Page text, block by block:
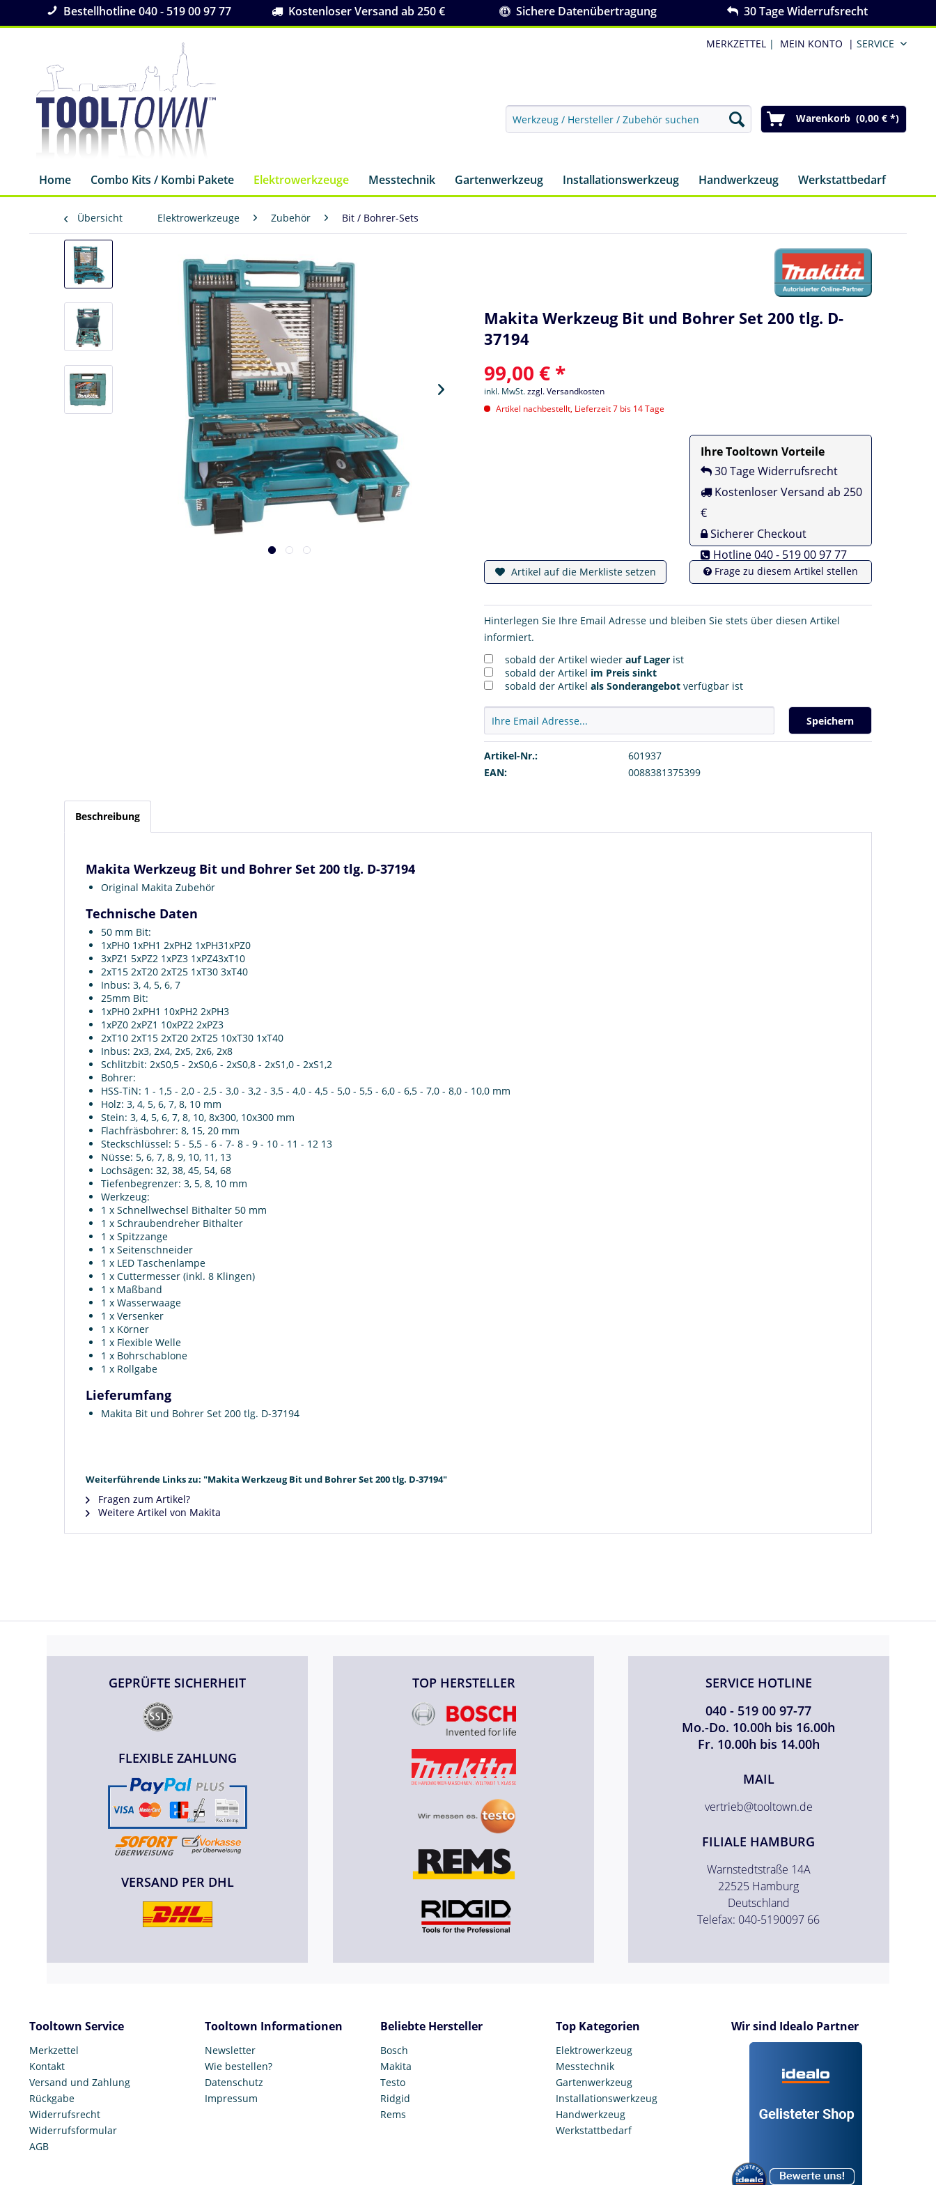
Bestellhotline 040 - 519 00 97 77 Kostenloser Versand ab 250 € Sichere Datenübertragung 30 Tage Widerrufsrecht
MERKZETTEL | MEIN KONTO | SERVICE
Warenkorb (0,00 € *)
Home Combo Kits / Kombi Pakete Elektrowerkzeuge Messtechnik Gartenwerkzeug Installationswerkzeug Handwerkzeug Werkstattbedarf
Übersicht Elektrowerkzeuge Zubehör Bit / Bohrer-Sets
Makita Werkzeug Bit und Bohrer Set 200 tlg. D-
37194
99,00 € *
inkl. MwSt.zzgl. Versandkosten
Artikel nachbestellt, Lieferzeit 7 bis 14 Tage
Ihre Tooltown Vorteile
30 Tage Widerrufsrecht
Kostenloser Versand ab 250
€
Sicherer Checkout
Hotline 040 - 519 00 97 77
Artikel auf die Merkliste setzen Frage zu diesem Artikel stellen
Hinterlegen Sie Ihre Email Adresse und bleiben Sie stets über diesen Artikel
informiert.
sobald der Artikel wiederauf Lager ist
sobald der Artikel im Preis sinkt
sobald der Artikelals Sonderangebot verfügbar ist
Speichern
Artikel-Nr.:
601937
EAN:
0088381375399
Beschreibung
Makita Werkzeug Bit und Bohrer Set 200 tlg. D-37194
Original Makita Zubehör
Technische Daten
50 mm Bit:
1xPH0 1xPH1 2xPH2 1xPH31xPZ0
3xPZ1 5xPZ2 1xPZ3 1xPZ43xT10
2xT15 2xT20 2xT25 1xT30 3xT40
Inbus: 3, 4, 5, 6, 7
25mm Bit:
1xPH0 2xPH1 10xPH2 2xPH3
1xPZ0 2xPZ1 10xPZ2 2xPZ3
2xT10 2xT15 2xT20 2xT25 10xT30 1xT40
Inbus: 2x3, 2x4, 2x5, 2x6, 2x8
Schlitzbit: 2xS0,5 - 2xS0,6 - 2xS0,8 - 2xS1,0 - 2xS1,2
Bohrer:
HSS-TiN: 1 - 1,5 - 2,0 - 2,5 - 3,0 - 3,2 - 3,5 - 4,0 - 4,5 - 5,0 - 5,5 - 6,0 - 6,5 - 7,0 - 8,0 - 10,0 mm
Holz: 3, 4, 5, 6, 7, 8, 10 mm
Stein: 3, 4, 5, 6, 7, 8, 10, 8x300, 10x300 mm
Flachfräsbohrer: 8, 15, 20 mm
Steckschlüssel: 5 - 5,5 - 6 - 7- 8 - 9 - 10 - 11 - 12 13
Nüsse: 5, 6, 7, 8, 9, 10, 11, 13
Lochsägen: 32, 38, 45, 54, 68
Tiefenbegrenzer: 3, 5, 8, 10 mm
Werkzeug:
1 x Schnellwechsel Bithalter 50 mm
1 x Schraubendreher Bithalter
1 x Spitzzange
1 x Seitenschneider
1 x LED Taschenlampe
1 x Cuttermesser (inkl. 8 Klingen)
1 x Maßband
1 x Wasserwaage
1 x Versenker
1 x Körner
1 x Flexible Welle
1 x Bohrschablone
1 x Rollgabe
Lieferumfang
Makita Bit und Bohrer Set 200 tlg. D-37194
Weiterführende Links zu: "Makita Werkzeug Bit und Bohrer Set 200 tlg. D-37194"
Fragen zum Artikel?
Weitere Artikel von Makita
GEPRÜFTE SICHERHEIT
FLEXIBLE ZAHLUNG
VERSAND PER DHL
TOP HERSTELLER
SERVICE HOTLINE
040 - 519 00 97-77
Mo.-Do. 10.00h bis 16.00h
Fr. 10.00h bis 14.00h
MAIL
vertrieb@tooltown.de
FILIALE HAMBURG
Warnstedtstraße 14A
22525 Hamburg
Deutschland
Telefax: 040-5190097 66
Tooltown Service
Merkzettel
Kontakt
Versand und Zahlung
Rückgabe
Widerrufsrecht
Widerrufsformular
AGB
Tooltown Informationen
Newsletter
Wie bestellen?
Datenschutz
Impressum
Beliebte Hersteller
Bosch
Makita
Testo
Ridgid
Rems
Top Kategorien
Elektrowerkzeug
Messtechnik
Gartenwerkzeug
Installationswerkzeug
Handwerkzeug
Werkstattbedarf
Wir sind Idealo Partner